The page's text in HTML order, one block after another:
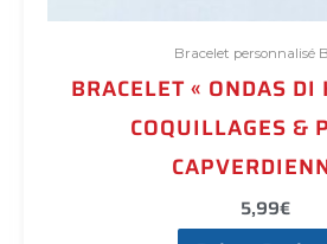
Bracelet personnalisé
BRACELET « ONDAS DI
COQUILLAGES &
5,99€